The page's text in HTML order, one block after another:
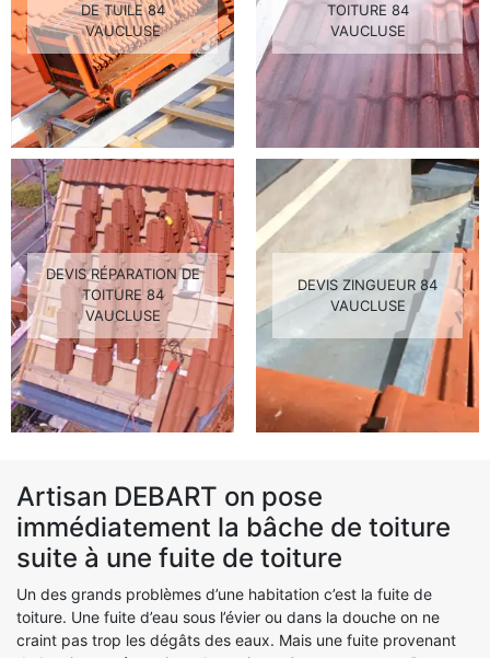
DE TUILE 84
VAUCLUSE
TOITURE 84
VAUCLUSE
DEVIS RÉPARATION DE
TOITURE 84
VAUCLUSE
DEVIS ZINGUEUR 84
VAUCLUSE
Artisan DEBART on pose
immédiatement la bâche de toiture
suite à une fuite de toiture
Un des grands problèmes d’une habitation c’est la fuite de
toiture. Une fuite d’eau sous l’évier ou dans la douche on ne
craint pas trop les dégâts des eaux. Mais une fuite provenant